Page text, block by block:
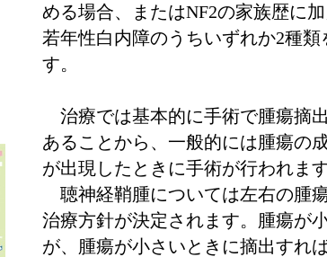
める場合、またはNF2の家族歴に
若年性白内障のうちいずれか2種
す。
治療では基本的に手術で腫瘍摘
あることから、一般的には腫瘍の
が出現したときに手術が行われます
聴神経鞘腫については左右の腫
治療方針が決定されます。腫瘍が
が、腫瘍が小さいときに摘出すれ